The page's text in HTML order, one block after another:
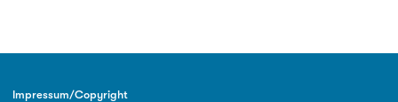
Impressum/Copyright